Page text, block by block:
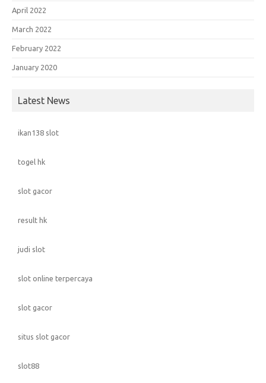
April 2022
March 2022
February 2022
January 2020
Latest News
ikan138 slot
togel hk
slot gacor
result hk
judi slot
slot online terpercaya
slot gacor
situs slot gacor
slot88